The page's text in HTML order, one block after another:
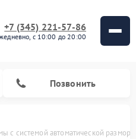
+7 (345) 221-57-86
с 10:00 до 20:00
Позвонить
с системой автоматической